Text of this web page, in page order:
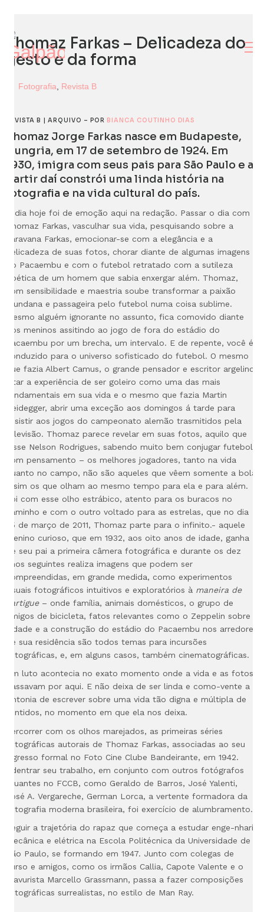
Thomaz Farkas – Delicadeza do
gesto e da forma
Fotografia Revista B
REVISTA B | ARQUIVO – POR BIANCA COUTINHO DIAS
Thomaz Jorge Farkas nasce em Budapeste,
Hungria, em 17 de setembro de 1924. Em
1930, imigra com seus pais para São Paulo e a
partir daí constrói uma linda história na
fotografia e na vida cultural do país.
O dia hoje foi de emoção aqui na redação. Passar o dia com
Thomaz Farkas, vasculhar sua vida, pesquisando sobre a
caravana Farkas, emocionar-se com a elegância e a
delicadeza de suas fotos, chorar diante de algumas imagens
do Pacaembu e com o futebol retratado com a sutileza
poética de um homem que sabia enxergar além. Thomaz,
com sensibilidade e maestria soube transformar a paixão
mundana e passageira pelo futebol numa coisa sublime.
Mesmo alguém ignorante no assunto, fica comovido diante
dos meninos assitindo ao jogo de fora do estádio do
Pacaembu por um brecha, um intervalo. E de repente, você é
conduzido para o universo sofisticado do futebol. O mesmo
que fazia Albert Camus, o grande pensador e escritor argelino,
citar a experiência de ser goleiro como uma das mais
fundamentais em sua vida e o mesmo que fazia Martin
Heidegger, abrir uma exceção aos domingos á tarde para
assistir aos jogos do campeonato alemão trasmitidos pela
televisão. Thomaz parece revelar em suas fotos, aquilo que
disse Nelson Rodrigues, sabendo muito bem conjugar futebol
com pensamento – os melhores jogadores, tanto na vida
quanto no campo, não são aqueles que vêem somente a bola
e sim os que olham ao mesmo tempo para ela e para além.
Foi com esse olho estrábico, atento para os buracos no
caminho e com o outro voltado para as estrelas, que no dia
25 de março de 2011, Thomaz parte para o infinito.- aquele
menino curioso, que em 1932, aos oito anos de idade, ganha
de seu pai a primeira câmera fotográfica e durante os dez
anos seguintes realiza imagens que podem ser
compreendidas, em grande medida, como experimentos
visuais fotográficos intuitivos e exploratórios à maneira de
Lartigue– onde família, animais domésticos, o grupo de
amigos de bicicleta, fatos relevantes como o Zeppelin sobre a
cidade e a construção do estádio do Pacaembu nos arredores
de sua residência são todos temas para incursões
fotográficas, e, em alguns casos, também cinematográficas.
Um luto acontecia no exato momento onde a vida e as fotos
passavam por aqui. E não deixa de ser linda e como-vente a
sintonia de escrever sobre uma vida tão digna e múltipla de
sentidos, no momento em que ela nos deixa.
Percorrer com os olhos marejados, as primeiras séries
fotográficas autorais de Thomaz Farkas, associadas ao seu
ingresso formal no Foto Cine Clube Bandeirante, em 1942.
Adentrar seu trabalho, em conjunto com outros fotógrafos
atuantes no FCCB, como Geraldo de Barros, José Yalenti,
José A. Vergareche, German Lorca, a vertente formadora da
fotografia moderna brasileira, foi exercício de alumbramento.
Seguir a trajetória do rapaz que começa a estudar enge-nharia
mecânica e elétrica na Escola Politécnica da Universidade de
São Paulo, se formando em 1947. Junto com colegas de
curso e amigos, como os irmãos Callia, Capote Valente e o
gravurista Marcello Grassmann, passa a fazer composições
fotográficas surrealistas, no estilo de Man Ray.